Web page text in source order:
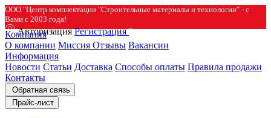
ООО "Центр комплектации "Строительные материалы и технологии" - с
Вами с 2003 года!
Авторизация Регистрация
Компания
О компании Миссия Отзывы Вакансии
Информация
Новости Статьи Доставка Способы оплаты Правила продажи
Контакты
Обратная связь
Прайс-лист